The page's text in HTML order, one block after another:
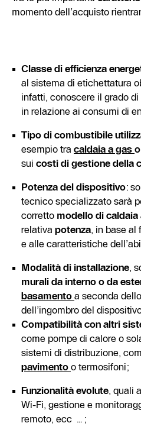
momento dell’acquisto
Classe di efficienza
al sistema di etichettatura
infatti, conoscere il grado
in relazione ai consumi di
Tipo di combustibile
esempio tra caldaia a gas
sui costi di gestione della
Potenza del dispositivo:
tecnico specializzato sarà
corretto modello di caldaia
relativa potenza, in base al
e alle caratteristiche
Modalità di installazione,
murali da interno o da
basamento a seconda
dell’ingombro del
Compatibilità con altri
come pompe di calore o
sistemi di distribuzione,
pavimento o termosifoni;
Funzionalità evolute, quali
Wi-Fi, gestione e
remoto, ecc …;